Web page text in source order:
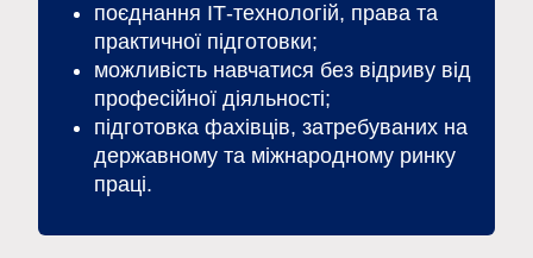
поєднання ІТ-технологій, права та
практичної підготовки;
можливість навчатися без відриву від
професійної діяльності;
підготовка фахівців, затребуваних на
державному та міжнародному ринку
праці.